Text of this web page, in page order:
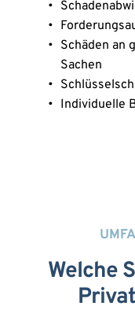
Schäden an
Sachen
Individuelle
Welche